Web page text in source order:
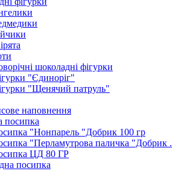
шоколадні фігурки
"Єдиноріг"
"Щенячий патруль"
наповнення
посипка
"Нонпарель "Добрик 100 гр
"Перламутрова паличка "Добрик .
ЦД 80 ГР
посипка